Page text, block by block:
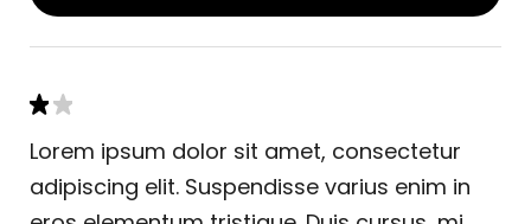
Lorem ipsum dolor sit amet, consectetur
adipiscing elit. Suspendisse varius enim in